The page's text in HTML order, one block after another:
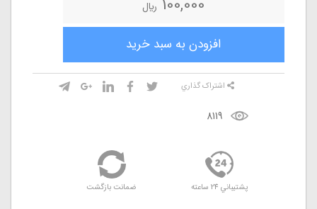
100,000 ريال
افزودن به سبد خريد
8119
اشتراک گذاري
پشتيباني 24 ساعته ضمانت بازگشت